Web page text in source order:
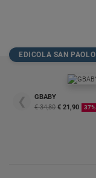
EDICOLA SAN PAOLO
❮
GBABY
€ 34,80 € 21,90 37%